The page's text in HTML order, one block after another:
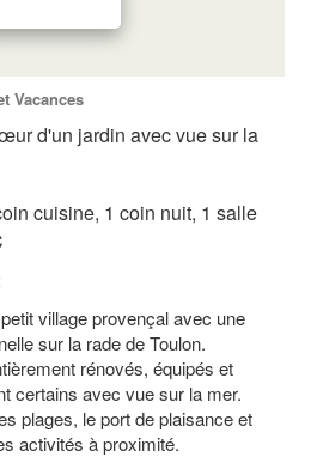
Vacances
d'un jardin avec vue sur la
cuisine, 1 coin nuit, 1 salle
village provençal avec une
sur la rade de Toulon.
rénovés, équipés et
certains avec vue sur la mer.
plages, le port de plaisance et
activités à proximité.